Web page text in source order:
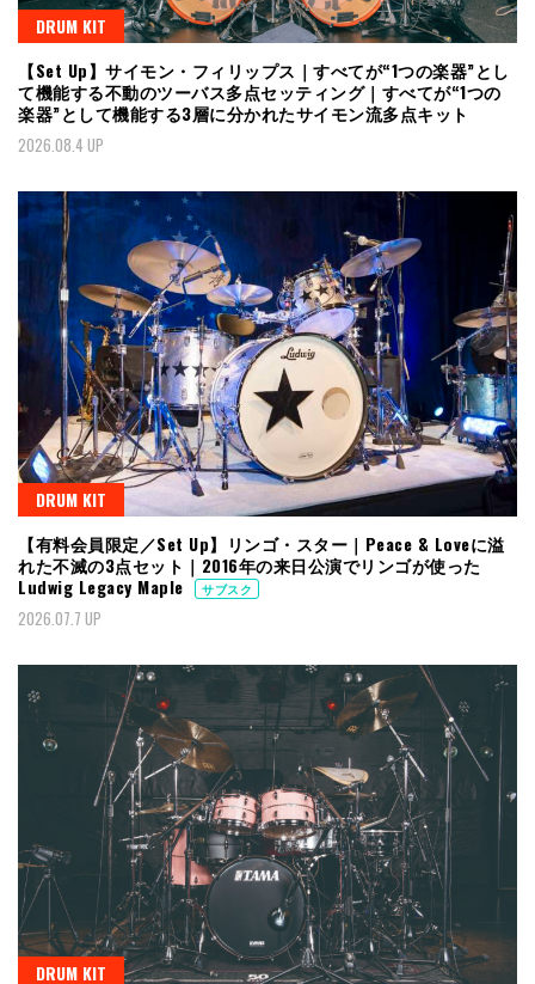
DRUM KIT
【Set Up】サイモン・フィリップス｜すべてが“1つの楽器”とし
て機能する不動のツーバス多点セッティング｜すべてが“1つの
楽器”として機能する3層に分かれたサイモン流多点キット
2026.08.4 UP
DRUM KIT
【有料会員限定／Set Up】リンゴ・スター｜Peace & Loveに溢
れた不滅の3点セット｜2016年の来日公演でリンゴが使った
Ludwig Legacy Maple
サブスク
2026.07.7 UP
DRUM KIT